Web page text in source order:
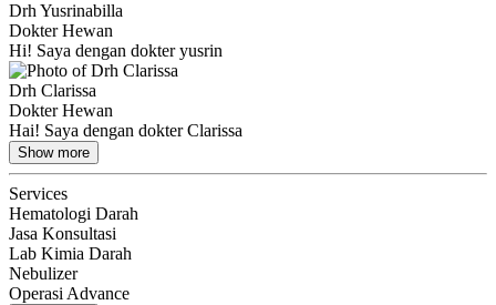
Drh Yusrinabilla
Dokter Hewan
Hi! Saya dengan dokter yusrin
Drh Clarissa
Dokter Hewan
Hai! Saya dengan dokter Clarissa
Show more
Services
Hematologi Darah
Jasa Konsultasi
Lab Kimia Darah
Nebulizer
Operasi Advance